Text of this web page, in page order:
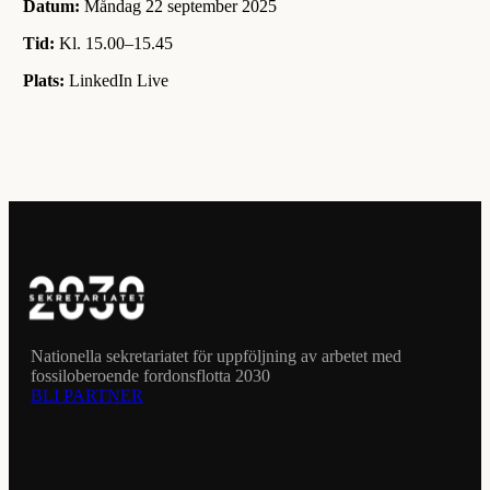
Datum: Måndag 22 september 2025
Tid: Kl. 15.00–15.45
Plats:LinkedIn Live
Nationella sekretariatet för uppföljning av arbetet med
fossiloberoende fordonsflotta 2030
BLI PARTNER